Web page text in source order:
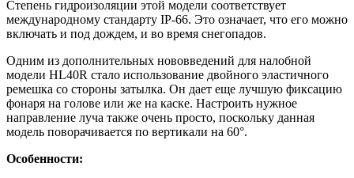
Степень гидроизоляции этой модели соответствует
международному стандарту IP-66. Это означает, что его можно
включать и под дождем, и во время снегопадов.
Одним из дополнительных нововведений для налобной
модели HL40R стало использование двойного эластичного
ремешка со стороны затылка. Он дает еще лучшую фиксацию
фонаря на голове или же на каске. Настроить нужное
направление луча также очень просто, поскольку данная
модель поворачивается по вертикали на 60°.
Особенности: